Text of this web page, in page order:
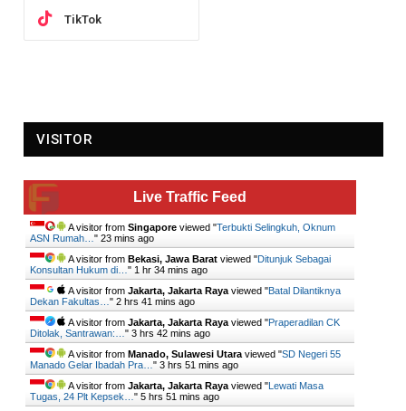
TikTok
VISITOR
Live Traffic Feed
A visitor from Singapore viewed "Terbukti Selingkuh, Oknum
ASN Rumah… " 23 mins ago
A visitor from Bekasi, Jawa Barat viewed "Ditunjuk Sebagai
Konsultan Hukum di… " 1 hr 34 mins ago
A visitor from Jakarta, Jakarta Raya viewed "Batal Dilantiknya
Dekan Fakultas… " 2 hrs 41 mins ago
A visitor from Jakarta, Jakarta Raya viewed "Praperadilan CK
Ditolak, Santrawan:… " 3 hrs 42 mins ago
A visitor from Manado, Sulawesi Utara viewed "SD Negeri 55
Manado Gelar Ibadah Pra… " 3 hrs 51 mins ago
A visitor from Jakarta, Jakarta Raya viewed "Lewati Masa
Tugas, 24 Plt Kepsek… " 5 hrs 51 mins ago